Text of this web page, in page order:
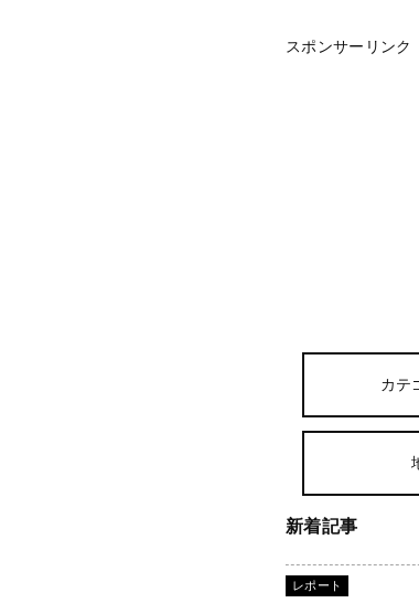
スポンサーリンク
カテ
新着記事
レポート